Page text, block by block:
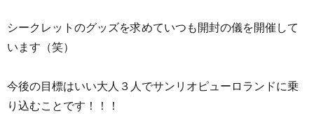
シークレットのグッズを求めていつも開封の儀を開催して
います（笑）
今後の目標はいい大人３人でサンリオピューロランドに乗
り込むことです！！！